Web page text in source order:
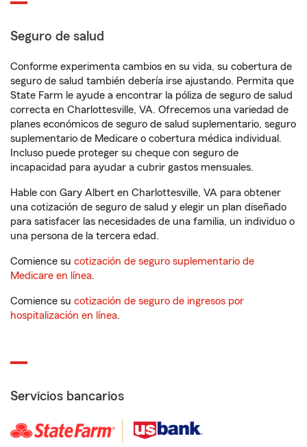
Seguro de salud
Conforme experimenta cambios en su vida, su cobertura de
seguro de salud también debería irse ajustando. Permita que
State Farm le ayude a encontrar la póliza de seguro de salud
correcta en Charlottesville, VA. Ofrecemos una variedad de
planes económicos de seguro de salud suplementario, seguro
suplementario de Medicare o cobertura médica individual.
Incluso puede proteger su cheque con seguro de
incapacidad para ayudar a cubrir gastos mensuales.
Hable con Gary Albert en Charlottesville, VA para obtener
una cotización de seguro de salud y elegir un plan diseñado
para satisfacer las necesidades de una familia, un individuo o
una persona de la tercera edad.
Comience su cotización de seguro suplementario de
Medicare en línea.
Comience su cotización de seguro de ingresos por
hospitalización en línea.
Servicios bancarios